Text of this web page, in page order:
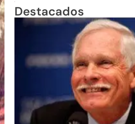
Destacados